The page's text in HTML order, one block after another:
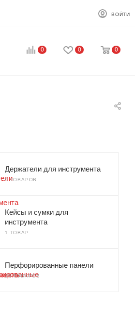
ВОЙТИ
0 0 0
Держатели для инструмента
9 ТОВАРОВ
Кейсы и сумки для
инструмента
1 ТОВАР
Перфорированные панели
15 ТОВАРОВ